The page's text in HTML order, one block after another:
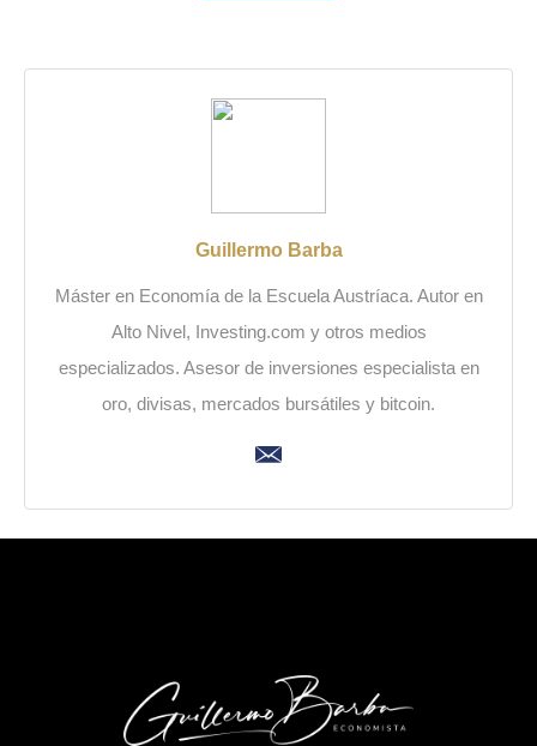
Guillermo Barba
Máster en Economía de la Escuela Austríaca. Autor en
Alto Nivel, Investing.com y otros medios
especializados. Asesor de inversiones especialista en
oro, divisas, mercados bursátiles y bitcoin.